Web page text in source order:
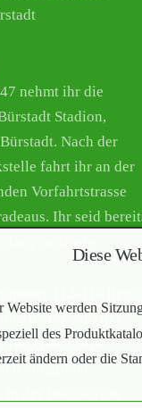
nehmt ihr die
Stadion,
Nach der
fahrt ihr an der
Vorfahrtstrasse
Ihr seid
liegenden Seite
ein großer
Diese
Website werden
des
ändern oder die